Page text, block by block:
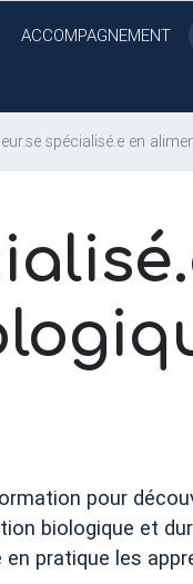
ACCOMPAGNEMENT
spécialisé.e en
pour
biologique et
pratique les